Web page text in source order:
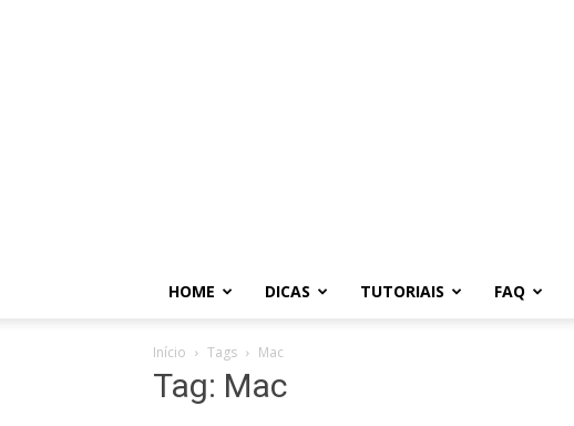
HOME DICAS TUTORIAIS FAQ
Início Tags Mac
Tag: Mac